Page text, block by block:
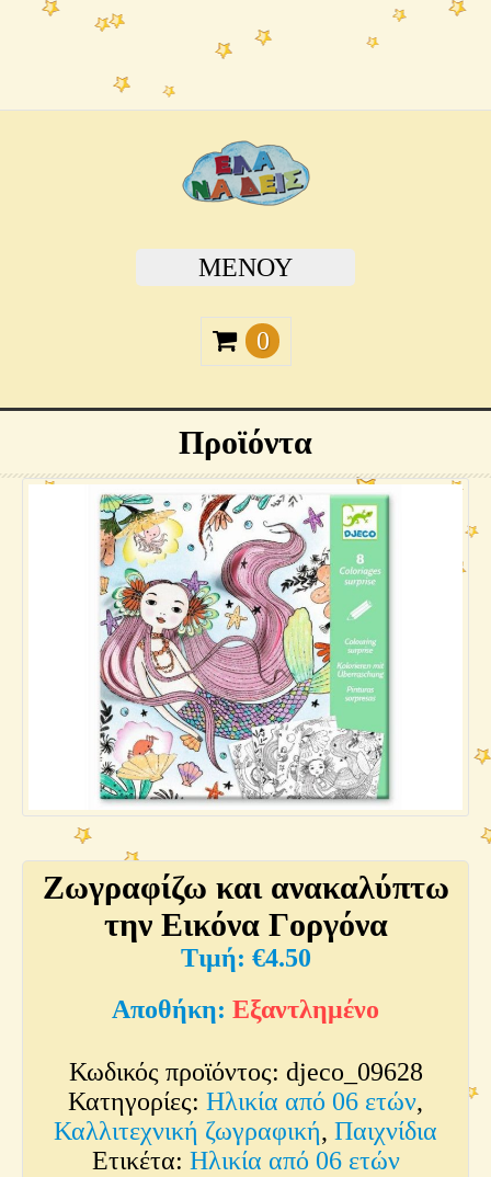
ΜΕΝΟΎ
0
Προϊόντα
Ζωγραφίζω και ανακαλύπτω
την Εικόνα Γοργόνα
€4.50
Εξαντλημένο
Κωδικός προϊόντος: djeco_09628
Κατηγορίες: Ηλικία από 06 ετών,
Καλλιτεχνική ζωγραφική, Παιχνίδια
Ετικέτα: Ηλικία από 06 ετών